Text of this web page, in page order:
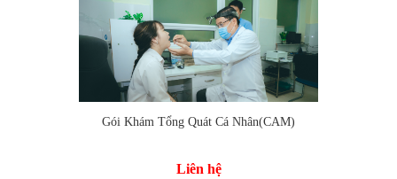
Gói Khám Tổng Quát Cá Nhân(CAM)
Liên hệ